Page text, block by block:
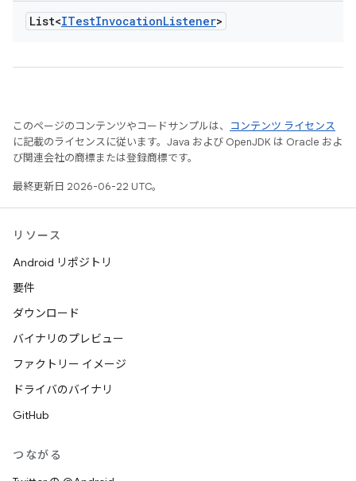
List<ITestInvocationListener>
このページのコンテンツやコードサンプルは、
コンテンツ ライセンス
に記載のライセンスに従います。Java および OpenJDK は Oracle およ
び関連会社の商標または登録商標です。
最終更新日 2026-06-22 UTC。
リソース
Android リポジトリ
要件
ダウンロード
バイナリのプレビュー
ファクトリー イメージ
ドライバのバイナリ
GitHub
つながる